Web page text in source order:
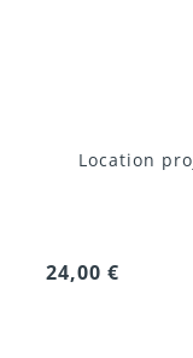
Location
24,00 €